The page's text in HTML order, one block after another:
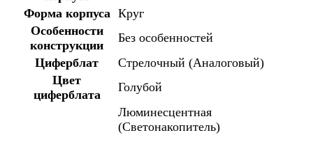
Форма корпуса Круг
Особенности
конструкции
Без особенностей
Циферблат
Стрелочный (Аналоговый)
Цвет
циферблата
Голубой
Люминесцентная
(Светонакопитель)